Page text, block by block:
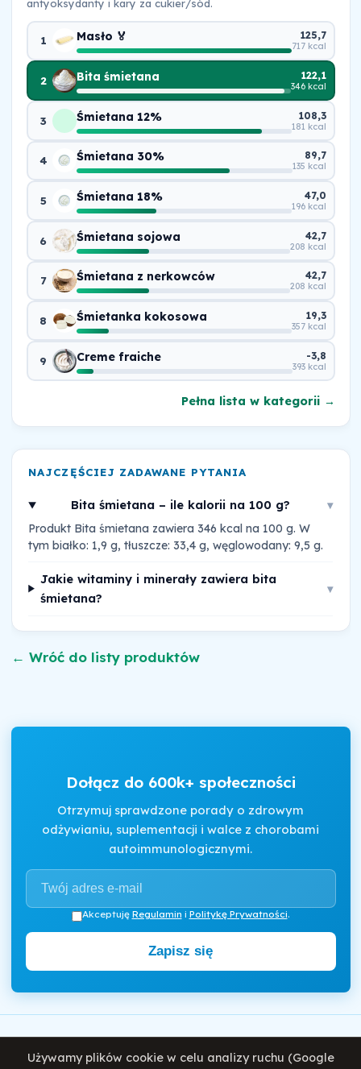
antyoksydanty i kary za cukier/sód.
1 Masło 🏅 125,7
717 kcal
2 Bita śmietana 122,1
346 kcal
3 Śmietana 12% 108,3
181 kcal
4 Śmietana 30% 89,7
135 kcal
5 Śmietana 18% 47,0
196 kcal
6 Śmietana sojowa 42,7
208 kcal
7 Śmietana z nerkowców 42,7
208 kcal
8 Śmietanka kokosowa 19,3
357 kcal
9 Creme fraiche -3,8
393 kcal
Pełna lista w kategorii →
NAJCZĘŚCIEJ ZADAWANE PYTANIA
Bita śmietana – ile kalorii na 100 g? ▾
Produkt Bita śmietana zawiera 346 kcal na 100 g. W
tym białko: 1,9 g, tłuszcze: 33,4 g, węglowodany: 9,5 g.
Jakie witaminy i minerały zawiera bita
śmietana?
▾
← Wróć do listy produktów
Dołącz do 600k+ społeczności
Otrzymuj sprawdzone porady o zdrowym
odżywianiu, suplementacji i walce z chorobami
autoimmunologicznymi.
Akceptuję Regulamin i Politykę Prywatności.
Zapisz się
© 2026 Damian Wiatrowski. Wszelkie prawa zastrzeżone.
Używamy plików cookie w celu analizy ruchu (Google